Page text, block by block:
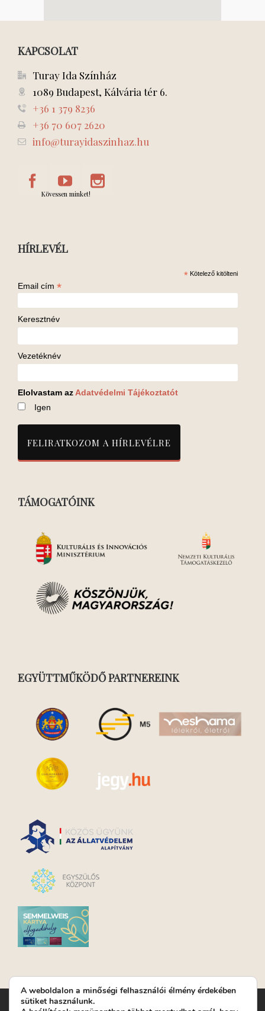
KAPCSOLAT
Turay Ida Színház
1089 Budapest, Kálvária tér 6.
+36 1 379 8236
+36 70 607 2620
info@turayidaszinhaz.hu
Kövessen minket!
HÍRLEVÉL
* Kötelező kitölteni
Email cím *
Keresztnév
Vezetéknév
Elolvastam az Adatvédelmi Tájékoztatót
Igen
TÁMOGATÓINK
EGYÜTTMŰKÖDŐ PARTNEREINK
Turay Ida Színház Közhasznú Nonprofit Kft. | Működési
A weboldalon a minőségi felhasználói élmény érdekében
sütiket használunk.